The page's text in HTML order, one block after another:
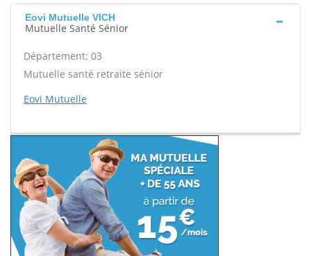
Eovi Mutuelle VICH
Mutuelle Santé Sénior
Département: 03
Mutuelle santé retraite sénior
Eovi Mutuelle